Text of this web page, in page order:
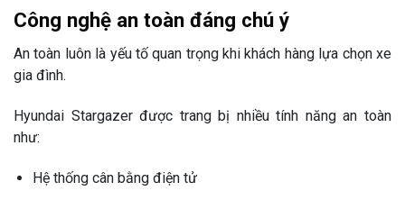
Công nghệ an toàn đáng chú ý
An toàn luôn là yếu tố quan trọng khi khách hàng lựa chọn xe
gia đình.
Hyundai Stargazerđược trang bị nhiều tính năng an toàn
như:
Hệ thống cân bằng điện tử